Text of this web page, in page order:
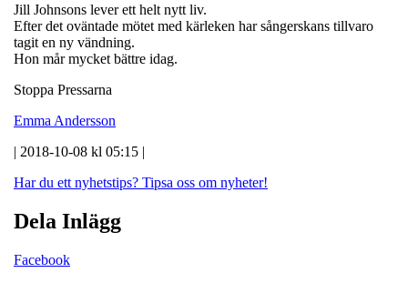
Jill Johnsons lever ett helt nytt liv.
Efter det oväntade mötet med kärleken har sångerskans tillvaro
tagit en ny vändning.
Hon mår mycket bättre idag.
Stoppa Pressarna
Emma Andersson
| 2018-10-08 kl 05:15 |
Har du ett nyhetstips? Tipsa oss om nyheter!
Dela Inlägg
Facebook